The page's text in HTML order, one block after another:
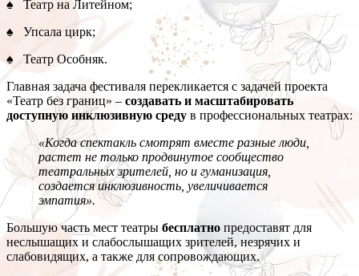
♠ Театр на Литейном;
♠ Упсала цирк;
♠ Театр Особняк.
Главная задача фестиваля перекликается с задачей проекта
«Театр без границ» – создавать и масштабировать
доступную инклюзивную среду в профессиональных театрах:
«Когда спектакль смотрят вместе разные люди,
растет не только продвинутое сообщество
театральных зрителей, но и гуманизация,
создается инклюзивность, увеличивается
эмпатия».
Большую часть мест театры бесплатно предоставят для
неслышащих и слабослышащих зрителей, незрячих и
слабовидящих, а также для сопровождающих.